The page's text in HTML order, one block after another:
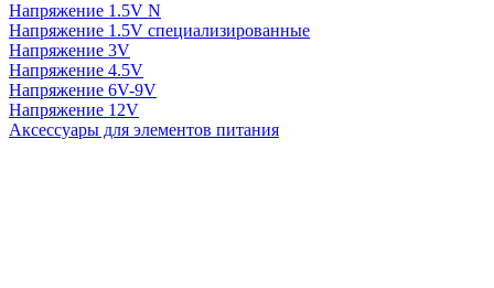
Напряжение 1.5V N
Напряжение 1.5V специализированные
Напряжение 3V
Напряжение 4.5V
Напряжение 6V-9V
Напряжение 12V
Аксессуары для элементов питания